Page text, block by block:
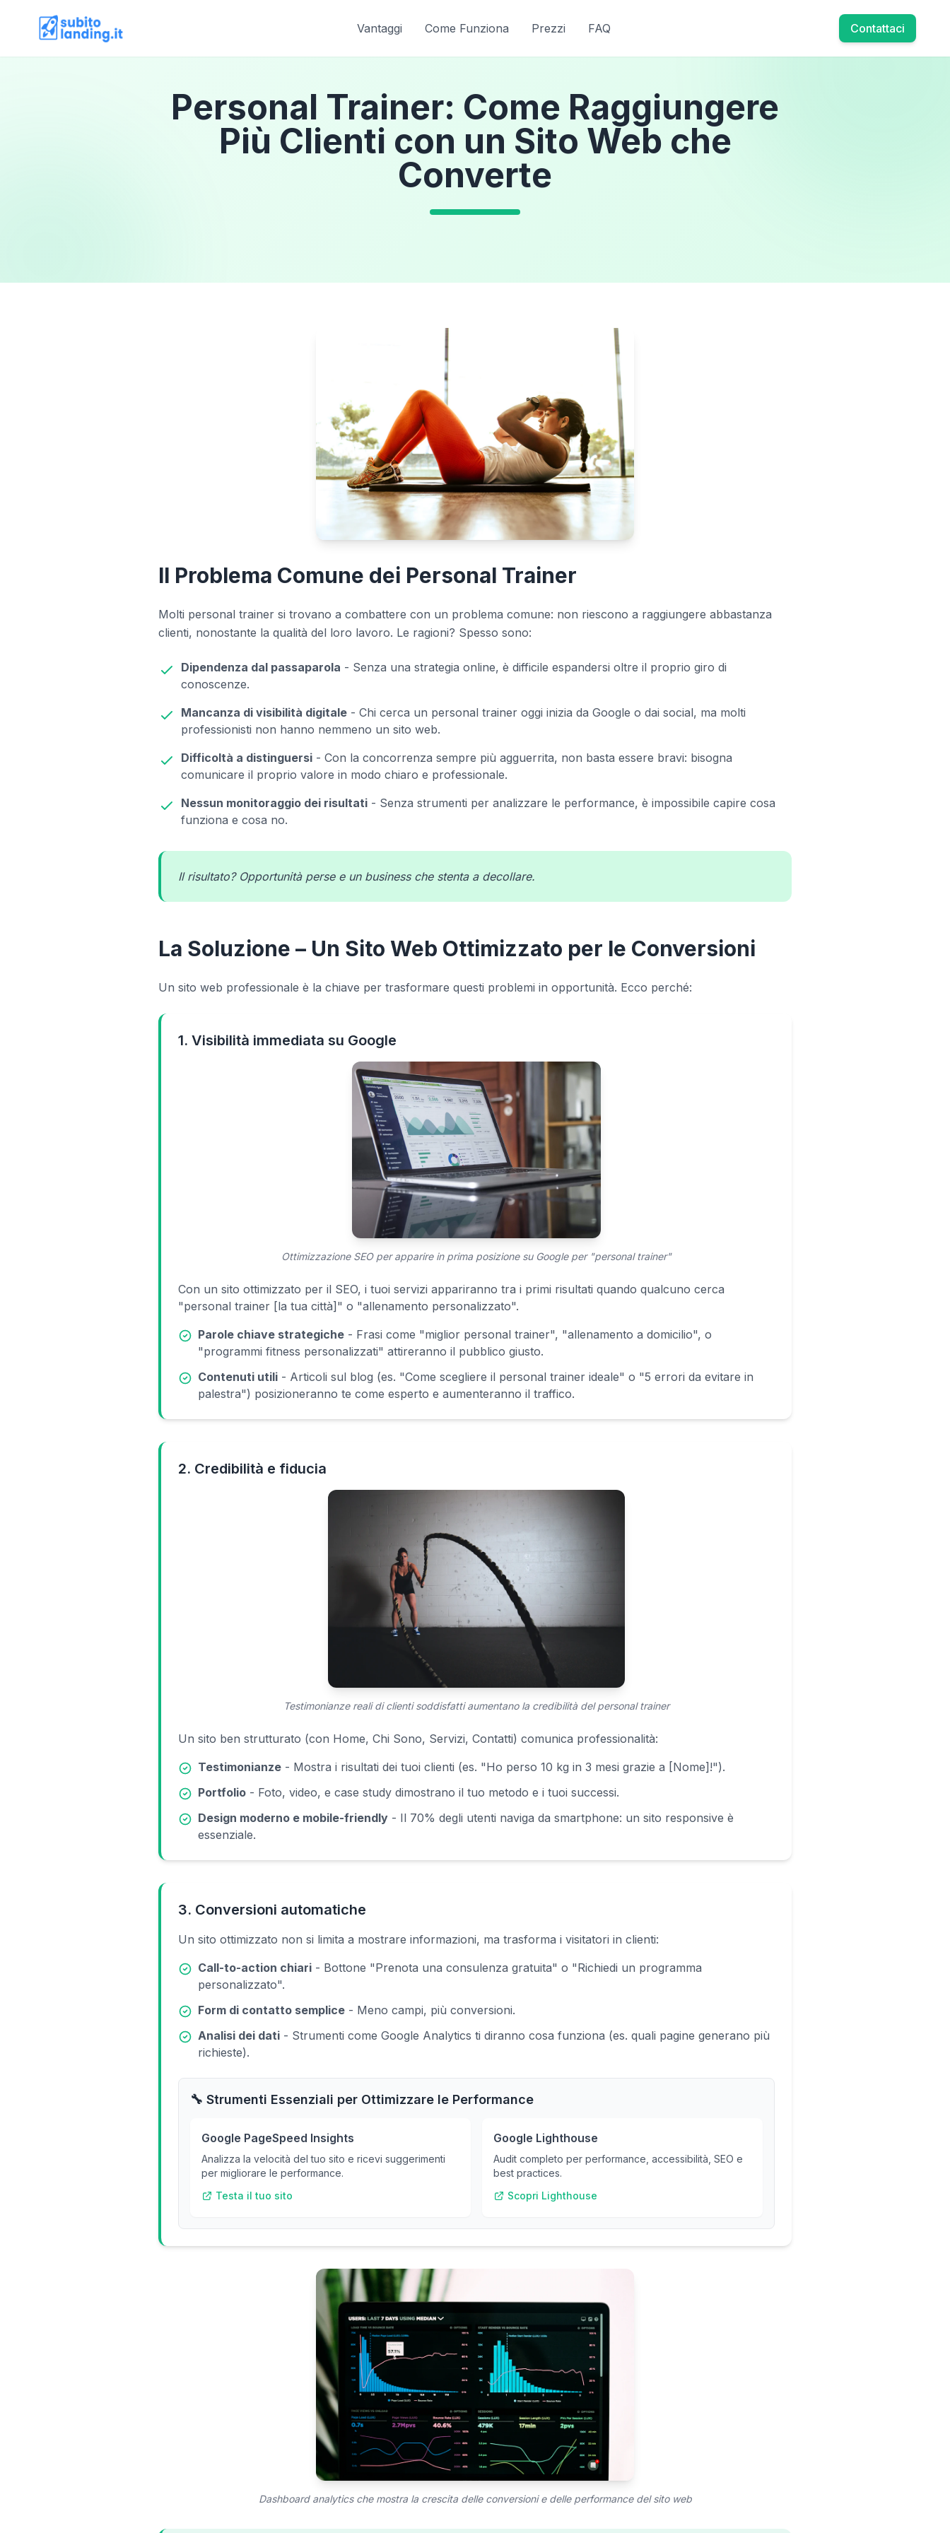
Vantaggi Come Funziona Prezzi FAQ Contattaci
Personal Trainer: Come Raggiungere
Più Clienti con un Sito Web che
Converte
Il Problema Comune dei Personal Trainer
Molti personal trainer si trovano a combattere con un problema comune: non riescono a raggiungere abbastanza
clienti, nonostante la qualità del loro lavoro. Le ragioni? Spesso sono:
Dipendenza dal passaparola - Senza una strategia online, è difficile espandersi oltre il proprio giro di
conoscenze.
Mancanza di visibilità digitale - Chi cerca un personal trainer oggi inizia da Google o dai social, ma molti
professionisti non hanno nemmeno un sito web.
Difficoltà a distinguersi - Con la concorrenza sempre più agguerrita, non basta essere bravi: bisogna
comunicare il proprio valore in modo chiaro e professionale.
Nessun monitoraggio dei risultati - Senza strumenti per analizzare le performance, è impossibile capire cosa
funziona e cosa no.
Il risultato? Opportunità perse e un business che stenta a decollare.
La Soluzione – Un Sito Web Ottimizzato per le Conversioni
Un sito web professionale è la chiave per trasformare questi problemi in opportunità. Ecco perché:
1. Visibilità immediata su Google
Ottimizzazione SEO per apparire in prima posizione su Google per "personal trainer"
Con un sito ottimizzato per il SEO, i tuoi servizi appariranno tra i primi risultati quando qualcuno cerca
"personal trainer [la tua città]" o "allenamento personalizzato".
Parole chiave strategiche - Frasi come "miglior personal trainer", "allenamento a domicilio", o
"programmi fitness personalizzati" attireranno il pubblico giusto.
Contenuti utili - Articoli sul blog (es. "Come scegliere il personal trainer ideale" o "5 errori da evitare in
palestra") posizioneranno te come esperto e aumenteranno il traffico.
2. Credibilità e fiducia
Testimonianze reali di clienti soddisfatti aumentano la credibilità del personal trainer
Un sito ben strutturato (con Home, Chi Sono, Servizi, Contatti) comunica professionalità:
Testimonianze - Mostra i risultati dei tuoi clienti (es. "Ho perso 10 kg in 3 mesi grazie a [Nome]!").
Portfolio - Foto, video, e case study dimostrano il tuo metodo e i tuoi successi.
Design moderno e mobile-friendly - Il 70% degli utenti naviga da smartphone: un sito responsive è
essenziale.
3. Conversioni automatiche
Un sito ottimizzato non si limita a mostrare informazioni, ma trasforma i visitatori in clienti:
Call-to-action chiari - Bottone "Prenota una consulenza gratuita" o "Richiedi un programma
personalizzato".
Form di contatto semplice - Meno campi, più conversioni.
Analisi dei dati - Strumenti come Google Analytics ti diranno cosa funziona (es. quali pagine generano più
richieste).
🔧 Strumenti Essenziali per Ottimizzare le Performance
Google PageSpeed Insights
Analizza la velocità del tuo sito e ricevi suggerimenti
per migliorare le performance.
Testa il tuo sito
Google Lighthouse
Audit completo per performance, accessibilità, SEO e
best practices.
Scopri Lighthouse
Dashboard analytics che mostra la crescita delle conversioni e delle performance del sito web